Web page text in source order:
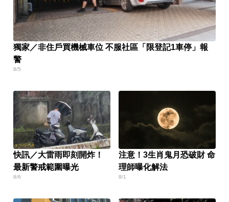
獨家／非住戶買機械車位 不服社區「限登記1車停」報
警
8/5
快訊／大雷雨即刻開炸！
最新警戒範圍曝光
8/6
注意！3生肖鬼月恐破財 命
理師曝化解法
8/1